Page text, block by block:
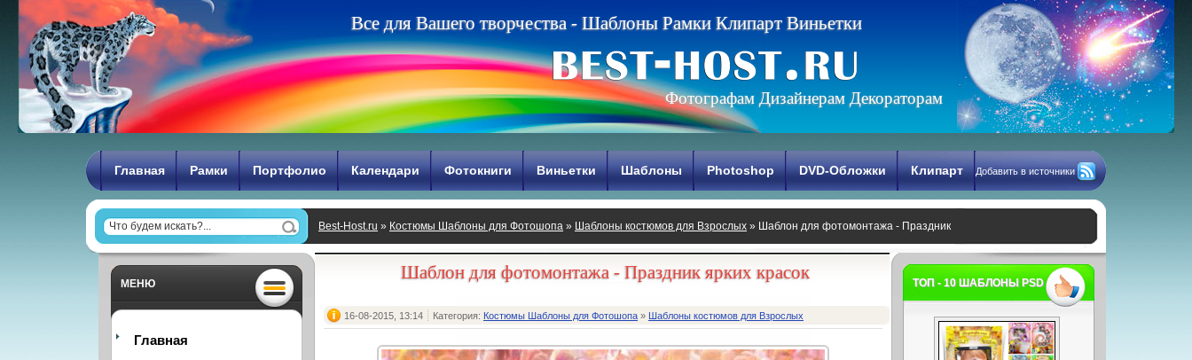
Все для Вашего творчества - Шаблоны Рамки Клипарт Виньетки
Фотографам Дизайнерам Декораторам
Главная Рамки Портфолио Календари Фотокниги Виньетки Шаблоны Photoshop DVD-Обложки Клипарт Добавить в источники
Best-Host.ru » Костюмы Шаблоны для Фотошопа » Шаблоны костюмов для Взрослых » Шаблон для фотомонтажа - Праздник
МЕНЮ
Главная
Шаблон для фотомонтажа - Праздник ярких красок
16-08-2015, 13:14 Категория: Костюмы Шаблоны для Фотошопа » Шаблоны костюмов для Взрослых
ТОП - 10 ШАБЛОНЫ PSD